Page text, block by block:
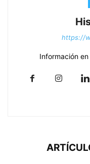
https://
Información